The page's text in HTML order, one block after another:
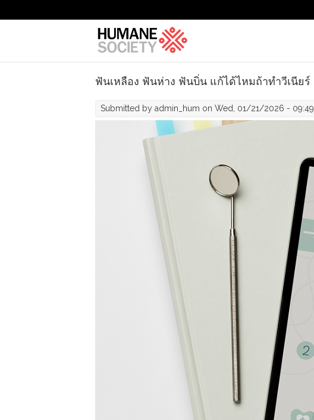
ฟันเหลือง ฟันห่าง ฟันบิ่น แก้ได้ไหมถ้าทำวีเนียร์
Submitted by admin_hum on Wed, 01/21/2026 - 09:49